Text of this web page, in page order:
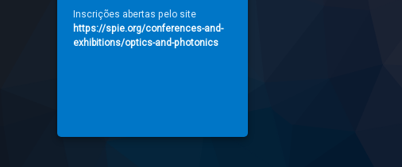
Inscrições abertas pelo site
https://spie.org/conferences-and-
exhibitions/optics-and-photonics